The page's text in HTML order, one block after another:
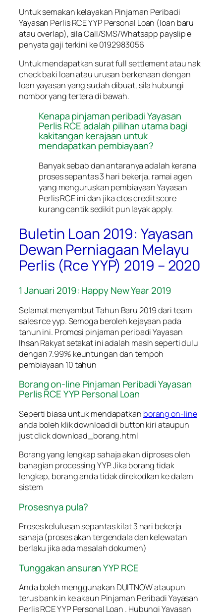
Untuk semakan kelayakan Pinjaman Peribadi
Yayasan Perlis RCE YYP Personal Loan (loan baru
atau overlap), sila Call/SMS/Whatsapp payslip e
penyata gaji terkini ke 0192983056
Untuk mendapatkan surat full settlement atau nak
check baki loan atau urusan berkenaan dengan
loan yayasan yang sudah dibuat, sila hubungi
nombor yang tertera di bawah.
Kenapa pinjaman peribadi Yayasan
Perlis RCE adalah pilihan utama bagi
kakitangan kerajaan untuk
mendapatkan pembiayaan?
Banyak sebab dan antaranya adalah kerana
proses sepantas 3 hari bekerja, ramai agen
yang menguruskan pembiayaan Yayasan
Perlis RCE ini dan jika ctos credit score
kurang cantik sedikit pun layak apply.
Buletin Loan 2019: Yayasan
Dewan Perniagaan Melayu
Perlis (Rce YYP) 2019 – 2020
1 Januari 2019: Happy New Year 2019
Selamat menyambut Tahun Baru 2019 dari team
sales rce yyp. Semoga beroleh kejayaan pada
tahun ini. Promosi pinjaman peribadi Yayasan
Ihsan Rakyat setakat ini adalah masih seperti dulu
dengan 7.99% keuntungan dan tempoh
pembiayaan 10 tahun
Borang on-line Pinjaman Peribadi Yayasan
Perlis RCE YYP Personal Loan
Seperti biasa untuk mendapatkan borang on-line
anda boleh klik download di button kiri ataupun
just click download_borang.html
Borang yang lengkap sahaja akan diproses oleh
bahagian processing YYP. Jika borang tidak
lengkap, borang anda tidak direkodkan ke dalam
sistem
Prosesnya pula?
Proses kelulusan sepantas kilat 3 hari bekerja
sahaja (proses akan tergendala dan kelewatan
berlaku jika ada masalah dokumen)
Tunggakan ansuran YYP RCE
Anda boleh menggunakan DUITNOW ataupun
terus bank in ke akaun Pinjaman Peribadi Yayasan
Perlis RCE YYP Personal Loan . Hubungi Yayasan